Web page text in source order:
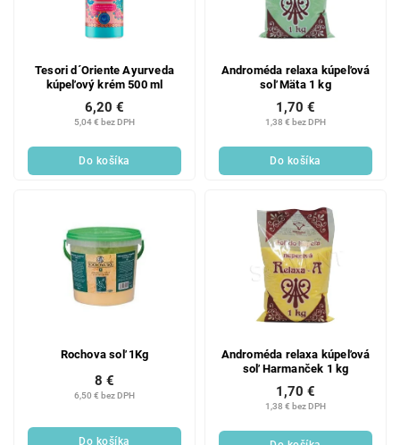
Tesori d´Oriente Ayurveda
kúpeľový krém 500 ml
5,04 € bez DPH
6,20 €
Do košíka
Androméda relaxa kúpeľová
soľ Mäta 1 kg
1,38 € bez DPH
1,70 €
Do košíka
Rochova soľ 1Kg
6,50 € bez DPH
8 €
Do košíka
Androméda relaxa kúpeľová
soľ Harmanček 1 kg
1,38 € bez DPH
1,70 €